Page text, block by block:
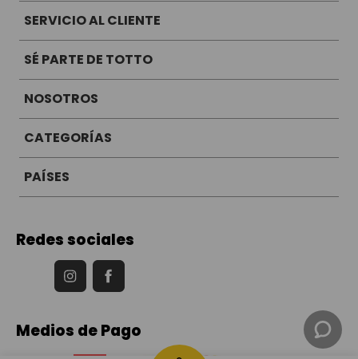
SERVICIO AL CLIENTE
SÉ PARTE DE TOTTO
NOSOTROS
CATEGORÍAS
PAÍSES
Redes sociales
Medios de Pago